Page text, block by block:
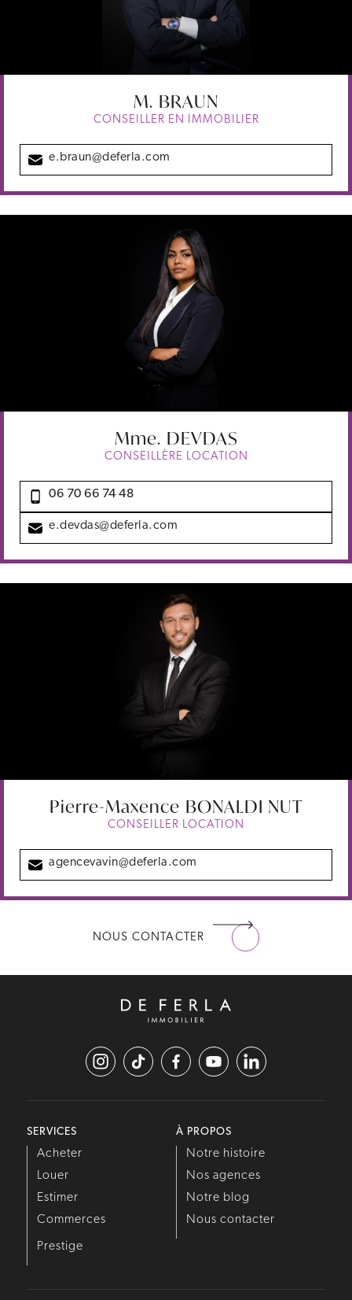
M. BRAUN
CONSEILLER EN IMMOBILIER
e.braun@deferla.com
Mme. DEVDAS
CONSEILLÈRE LOCATION
06 70 66 74 48
e.devdas@deferla.com
Pierre-Maxence BONALDI NUT
CONSEILLER LOCATION
agencevavin@deferla.com
NOUS CONTACTER
SERVICES
Acheter
Louer
Estimer
Commerces
Prestige
À PROPOS
Notre histoire
Nos agences
Notre blog
Nous contacter